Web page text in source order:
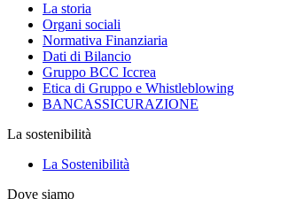
La storia
Organi sociali
Normativa Finanziaria
Dati di Bilancio
Gruppo BCC Iccrea
Etica di Gruppo e Whistleblowing
BANCASSICURAZIONE
La sostenibilità
La Sostenibilità
Dove siamo